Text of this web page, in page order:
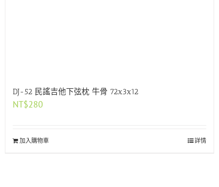
DJ-52 民謠吉他下弦枕 牛骨 72x3x12
NT$280
加入購物車 詳情